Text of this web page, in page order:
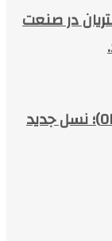
در صنعت
معرفی کرکره فولادی اوکر (OKER)؛ نسل جدید